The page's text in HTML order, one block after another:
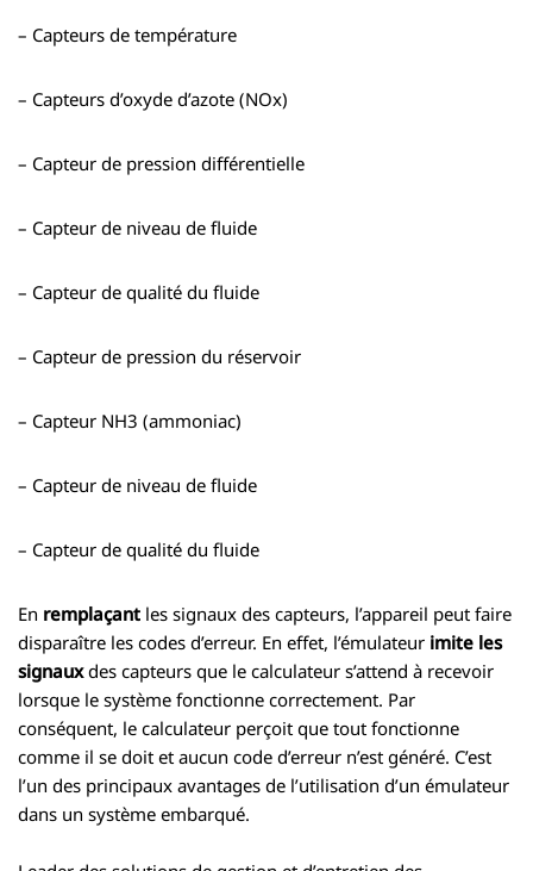
– Capteurs de température
– Capteurs d’oxyde d’azote (NOx)
– Capteur de pression différentielle
– Capteur de niveau de fluide
– Capteur de qualité du fluide
– Capteur de pression du réservoir
– Capteur NH3 (ammoniac)
– Capteur de niveau de fluide
– Capteur de qualité du fluide
En remplaçant les signaux des capteurs, l’appareil peut faire
disparaître les codes d’erreur. En effet, l’émulateur imite les
signauxdes capteurs que le calculateur s’attend à recevoir
lorsque le système fonctionne correctement. Par
conséquent, le calculateur perçoit que tout fonctionne
comme il se doit et aucun code d’erreur n’est généré. C’est
l’un des principaux avantages de l’utilisation d’un émulateur
dans un système embarqué.